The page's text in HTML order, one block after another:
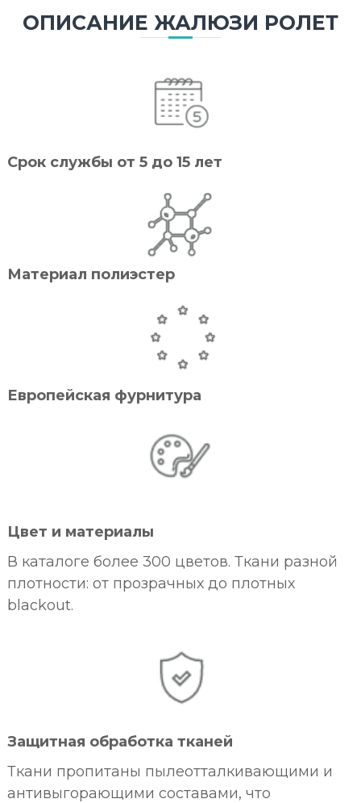
ОПИСАНИЕ ЖАЛЮЗИ РОЛЕТ
Срок службы от 5 до 15 лет
Материал полиэстер
Европейская фурнитура
Цвет и материалы
В каталоге более 300 цветов. Ткани разной
плотности: от прозрачных до плотных
blackout.
Защитная обработка тканей
Ткани пропитаны пылеотталкивающими и
антивыгорающими составами, что